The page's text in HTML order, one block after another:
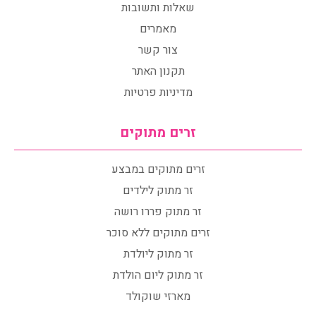
שאלות ותשובות
מאמרים
צור קשר
תקנון האתר
מדיניות פרטיות
זרים מתוקים
זרים מתוקים במבצע
זר מתוק לילדים
זר מתוק פררו רושה
זרים מתוקים ללא סוכר
זר מתוק ליולדת
זר מתוק ליום הולדת
מארזי שוקולד